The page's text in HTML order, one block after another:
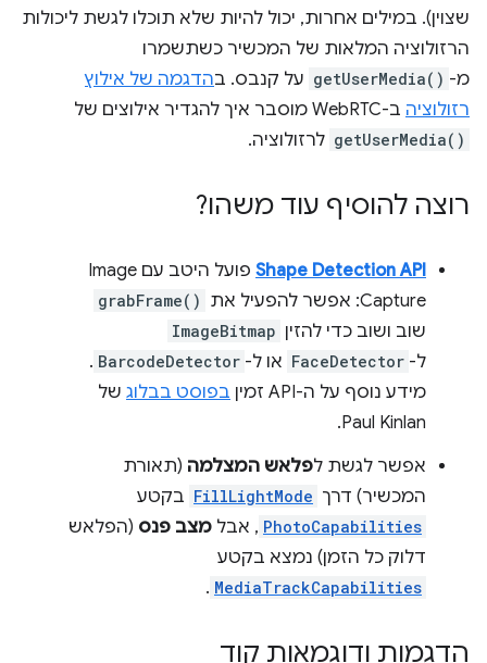
שצוין). במילים אחרות, יכול להיות שלא תוכלו לגשת ליכולות
הרזולוציה המלאות של המכשיר כשתשמרו
מ- getUserMedia() על קנבס. בהדגמה של אילוץ
רזולוציה ב-WebRTC מוסבר איך להגדיר אילוצים של
getUserMedia() לרזולוציה.
רוצה להוסיף עוד משהו?
Shape Detection API
פועל היטב עם Image
Capture: אפשר להפעיל את
grabFrame()
שוב ושוב כדי להזין ImageBitmap
ל- FaceDetector או ל- BarcodeDetector
.
מידע נוסף על ה-API זמין
בפוסט בבלוג של
Paul Kinlan.
אפשר לגשת לפלאש המצלמה (תאורת
המכשיר) דרך FillLightMode בקטע
PhotoCapabilities , אבל מצב פנס (הפלאש
דלוק כל הזמן) נמצא בקטע
MediaTrackCapabilities
.
הדגמות ודוגמאות קוד